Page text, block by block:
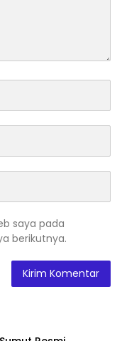
saya pada
berikutnya.